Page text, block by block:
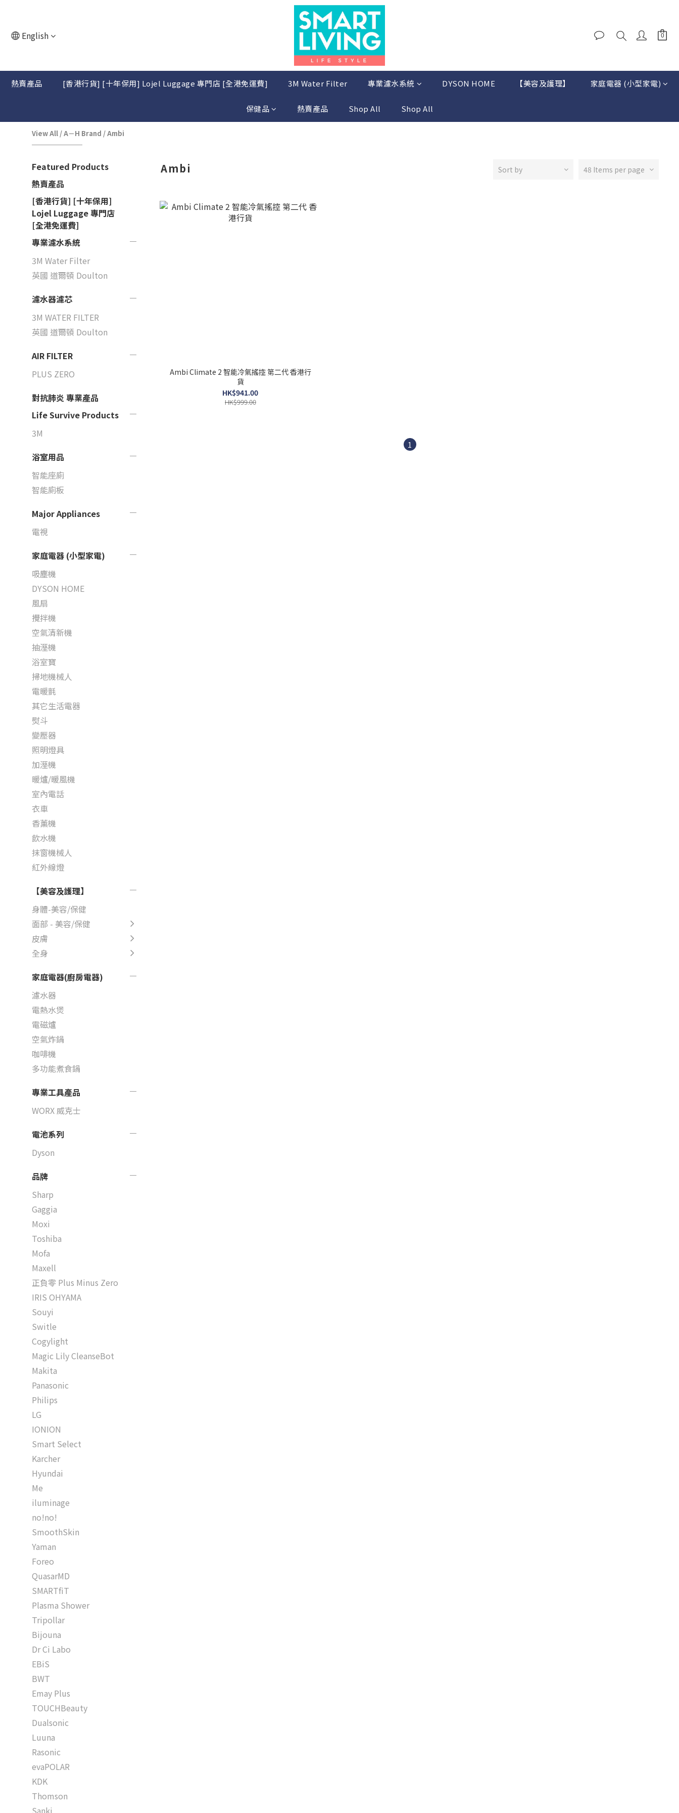
English
熱賣產品 [香港行貨] [十年保用] Lojel Luggage 專門店 [全港免運費] 3M Water Filter 專業濾水系統 DYSON HOME 【美容及護理】 家庭電器 (小型家電)
保健品 熱賣產品 Shop All Shop All
View All /A－H Brand /Ambi
Featured Products
熱賣產品
[香港行貨] [十年保用]
Lojel Luggage 專門店
[全港免運費]
專業濾水系統
3M Water Filter
英國 道爾頓 Doulton
濾水器濾芯
3M WATER FILTER
英國 道爾頓 Doulton
AIR FILTER
PLUS ZERO
對抗肺炎 專業產品
Life Survive Products
3M
浴室用品
智能座廁
智能廁板
Major Appliances
電視
家庭電器 (小型家電)
吸塵機
DYSON HOME
風扇
攪拌機
空氣清新機
抽溼機
浴室寶
掃地機械人
電暖氈
其它生活電器
熨斗
變壓器
照明燈具
加溼機
暖爐/暖風機
室內電話
衣車
香薰機
飲水機
抹窗機械人
紅外線燈
【美容及護理】
身體-美容/保健
面部 - 美容/保健
皮膚
全身
家庭電器(廚房電器)
濾水器
電熱水煲
電磁爐
空氣炸鍋
咖啡機
多功能煮食鍋
專業工具產品
WORX 威克士
電池系列
Dyson
品牌
Sharp
Gaggia
Moxi
Toshiba
Mofa
Maxell
正負零 Plus Minus Zero
IRIS OHYAMA
Souyi
Switle
Cogylight
Magic Lily CleanseBot
Makita
Panasonic
Philips
LG
IONION
Smart Select
Karcher
Hyundai
Me
iluminage
no!no!
SmoothSkin
Yaman
Foreo
QuasarMD
SMARTfiT
Plasma Shower
Tripollar
Bijouna
Dr Ci Labo
EBiS
BWT
Emay Plus
TOUCHBeauty
Dualsonic
Luuna
Rasonic
evaPOLAR
KDK
Thomson
Sanki
Ambi Sort by 48 Items per page
Ambi Climate 2 智能冷氣搖控 第二代 香港行
貨
HK$941.00
HK$999.00
1